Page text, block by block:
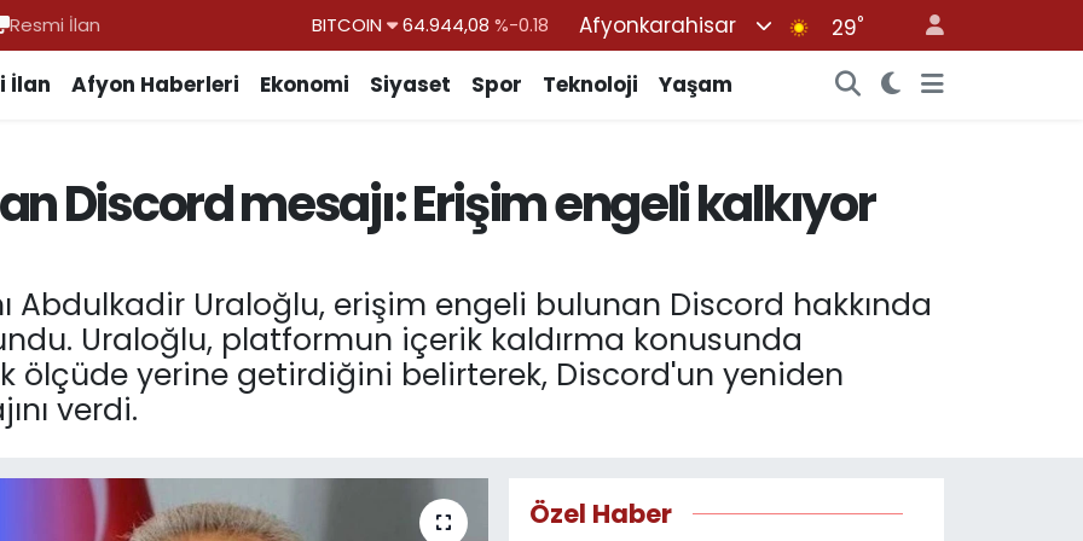
Resmi İlan DOLAR 47,7436%0.18
BİST100
13.779%-14
BITCOIN
64.944,08
Afyonkarahisar 29°
İlan Afyon Haberleri Ekonomi Siyaset Spor Teknoloji Yaşam
Discord mesajı: Erişim engeli kalkıyor
Abdulkadir Uraloğlu, erişim engeli bulunan Discord hakkında
Uraloğlu, platformun içerik kaldırma konusunda
ölçüde yerine getirdiğini belirterek, Discord'un yeniden
verdi.
Özel Haber